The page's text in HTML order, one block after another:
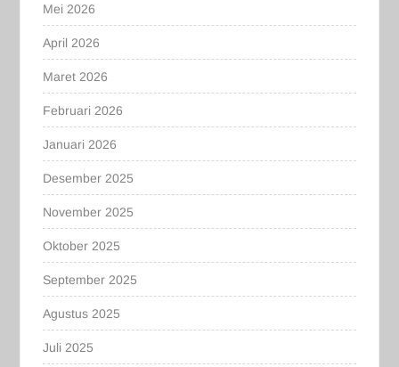
Mei 2026
April 2026
Maret 2026
Februari 2026
Januari 2026
Desember 2025
November 2025
Oktober 2025
September 2025
Agustus 2025
Juli 2025